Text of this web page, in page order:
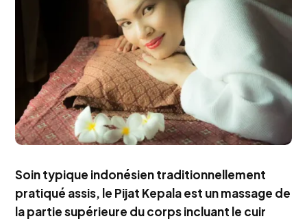
Soin typique indonésien traditionnellement
pratiqué assis, le Pijat Kepala est un massage de
la partie supérieure du corps incluant le cuir